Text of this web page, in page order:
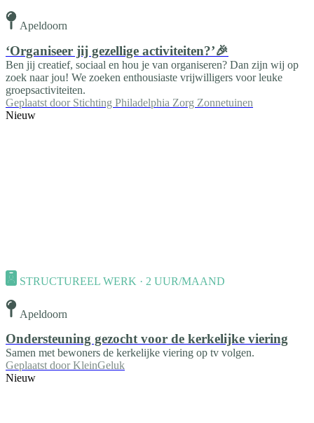
Apeldoorn
‘Organiseer jij gezellige activiteiten?’🎉
Ben jij creatief, sociaal en hou je van organiseren? Dan zijn wij op
zoek naar jou! We zoeken enthousiaste vrijwilligers voor leuke
groepsactiviteiten.
Geplaatst door Stichting Philadelphia Zorg Zonnetuinen
Nieuw
STRUCTUREEL WERK · 2 UUR/MAAND
Apeldoorn
Ondersteuning gezocht voor de kerkelijke viering
Samen met bewoners de kerkelijke viering op tv volgen.
Geplaatst door KleinGeluk
Nieuw